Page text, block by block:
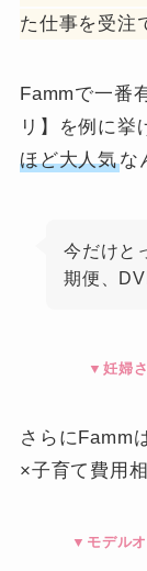
た仕事を受注
Fammで一番
リ】を例に挙
ほど大人気な
今だけと
期便、
▼妊婦
さらにFamm
×子育て費用
▼モデル